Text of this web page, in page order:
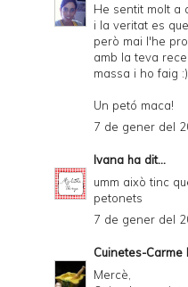
He sentit molt a
i la veritat es
però mai l'he
amb la teva
massa i ho faig :)
Un petó maca!
7 de gener del
Ivana ha dit...
umm això tinc
petonets
7 de gener del
Cuinetes-Carme
Mercè,